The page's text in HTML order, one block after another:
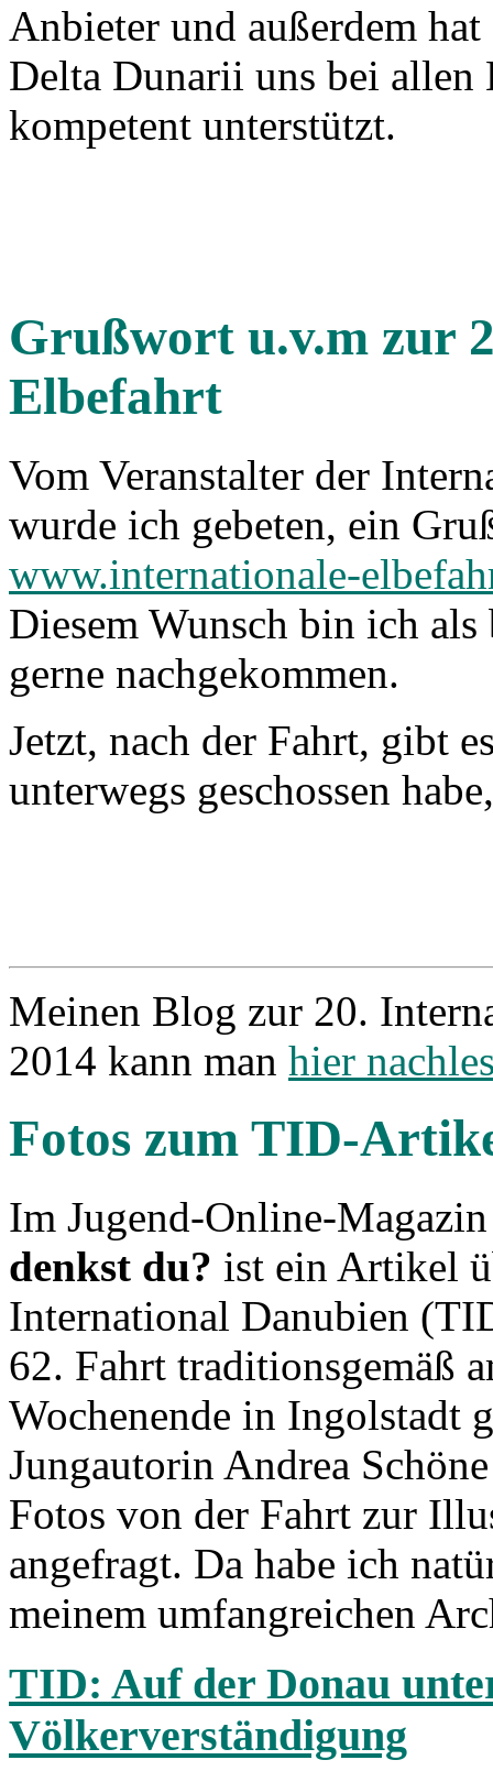
Anbieter und außerdem
Delta Dunarii uns bei
kompetent unterstützt.
Grußwort u.v.m zur
Elbefahrt
Vom Veranstalter der
wurde ich gebeten, ein
www.internationale-
Diesem Wunsch bin ich
gerne nachgekommen.
Jetzt, nach der Fahrt, gibt
unterwegs geschossen
Meinen Blog zur 20.
2014 kann man hier
Fotos zum TID-
Im Jugend-Online-
denkst du? ist ein Artikel
International Danubien
62. Fahrt traditionsgemäß
Wochenende in Ingolstadt
Jungautorin Andrea
Fotos von der Fahrt zur
angefragt. Da habe ich
meinem umfangreichen
TID: Auf der Donau
Völkerverständigung